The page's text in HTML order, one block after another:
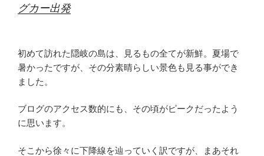
グカー出発
初めて訪れた隠岐の島は、見るもの全てが新鮮。夏場で
暑かったですが、その分素晴らしい景色も見る事ができ
ました。
ブログのアクセス数的にも、その頃がピークだったよう
に思います。
そこから徐々に下降線を辿っていく訳ですが、まあそれ